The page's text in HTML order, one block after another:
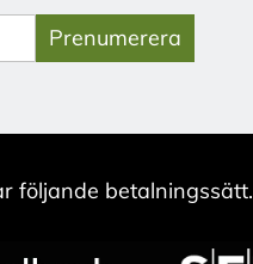
Prenumerera
följande betalningssätt.